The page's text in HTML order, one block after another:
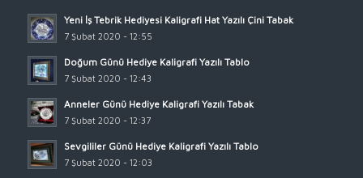
Yeni İş Tebrik Hediyesi Kaligrafi Hat Yazılı Çini Tabak
7 Şubat 2020 - 12:55
Doğum Günü Hediye Kaligrafi Yazılı Tablo
7 Şubat 2020 - 12:43
Anneler Günü Hediye Kaligrafi Yazılı Tabak
7 Şubat 2020 - 12:37
Sevgililer Günü Hediye Kaligrafi Yazılı Tablo
7 Şubat 2020 - 12:03